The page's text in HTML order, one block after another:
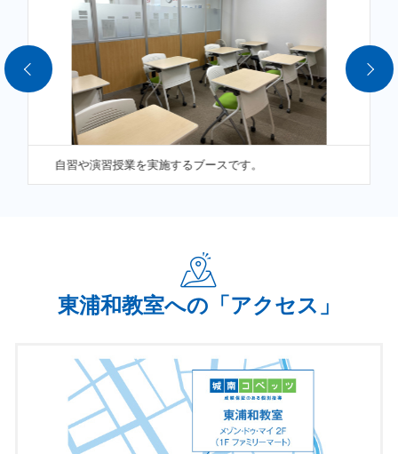
★通塾イメージはコチラから★
◆電話不要・1分で予約完了！◆
今すぐ無料体験する
イオンタウン東浦和の信号挟んで向かい側
とても広くて綺麗と評判のいい設備環境です。 尾間木中・東
浦和中をはじめ、近隣の小学校・中学校・高校の生徒が通っ
2026年度入試
第一志望合格率 約90％ 達成！
自習や演習授業を実施するブースです。
東浦和教室への「アクセス」